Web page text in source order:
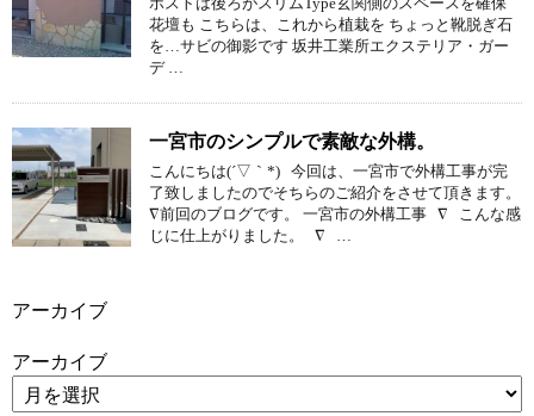
花壇も こちらは、これから植栽を ちょっと靴脱ぎ石
を…サビの御影です 坂井工業所エクステリア・ガー
デ …
一宮市のシンプルで素敵な外構。
こんにちは(´▽｀*) 今回は、一宮市で外構工事が完
了致しましたのでそちらのご紹介をさせて頂きます。
∇前回のブログです。 一宮市の外構工事 ∇ こんな感
じに仕上がりました。 ∇ …
アーカイブ
アーカイブ